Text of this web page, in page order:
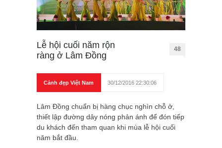
Lễ hội cuối năm rộn
ràng ở Lâm Đồng
48
Cảnh đẹp Việt Nam 30/12/2016 22:30:06
Lâm Đồng chuẩn bị hàng chục nghìn chỗ ở,
thiết lập đường dây nóng phản ánh để đón tiếp
du khách đến tham quan khi mùa lễ hội cuối
năm bắt đầu.